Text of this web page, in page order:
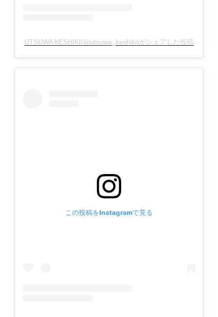
UTSUWA KESHIKI(@utsuwa_keshiki)がシェアした投稿
この投稿をInstagramで見る